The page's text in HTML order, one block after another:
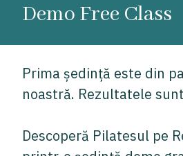
Demo Free Class
Prima ședință este din
noastră. Rezultatele
Descoperă Pilatesul pe